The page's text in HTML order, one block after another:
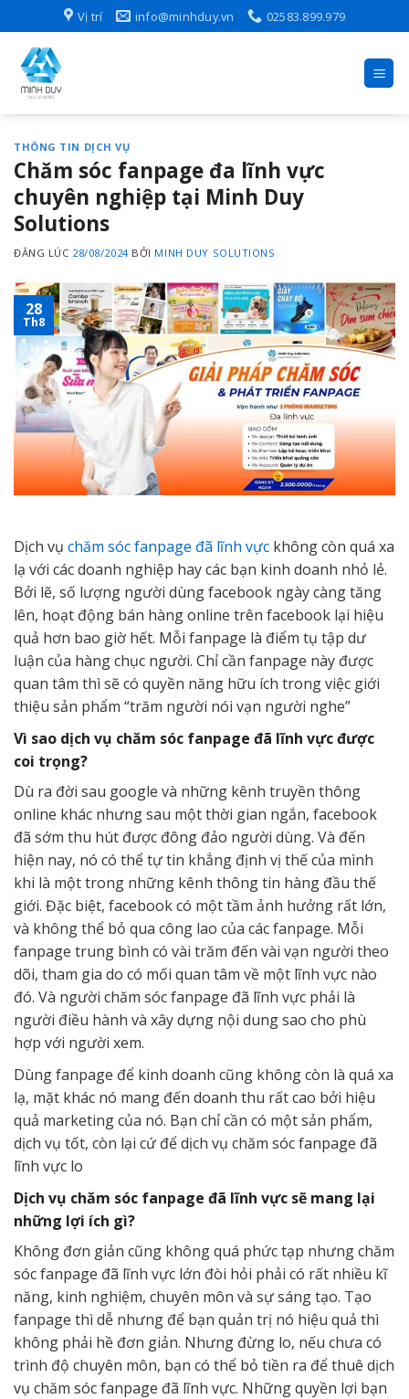
to
content
Vị trí info@minhduy.vn 02583.899.979
THÔNG TIN DỊCH VỤ
Chăm sóc fanpage đa lĩnh vực
chuyên nghiệp tại Minh Duy
Solutions
ĐĂNG LÚC 28/08/2024 BỞI MINH DUY SOLUTIONS
28
Th8
Dịch vụ chăm sóc fanpage đã lĩnh vực không còn quá xa
lạ với các doanh nghiệp hay các bạn kinh doanh nhỏ lẻ.
Bởi lẽ, số lượng người dùng facebook ngày càng tăng
lên, hoạt động bán hàng online trên facebook lại hiệu
quả hơn bao giờ hết. Mỗi fanpage là điểm tụ tập dư
luận của hàng chục người. Chỉ cần fanpage này được
quan tâm thì sẽ có quyền năng hữu ích trong việc giới
thiệu sản phẩm “trăm người nói vạn người nghe”
Vì sao dịch vụ chăm sóc fanpage đã lĩnh vực được
coi trọng?
Dù ra đời sau google và những kênh truyền thông
online khác nhưng sau một thời gian ngắn, facebook
đã sớm thu hút được đông đảo người dùng. Và đến
hiện nay, nó có thể tự tin khẳng định vị thế của mình
khi là một trong những kênh thông tin hàng đầu thế
giới. Đặc biệt, facebook có một tầm ảnh hưởng rất lớn,
và không thể bỏ qua công lao của các fanpage. Mỗi
fanpage trung bình có vài trăm đến vài vạn người theo
dõi, tham gia do có mối quan tâm về một lĩnh vực nào
đó. Và người chăm sóc fanpage đã lĩnh vực phải là
người điều hành và xây dựng nội dung sao cho phù
hợp với người xem.
Dùng fanpage để kinh doanh cũng không còn là quá xa
lạ, mặt khác nó mang đến doanh thu rất cao bởi hiệu
quả marketing của nó. Bạn chỉ cần có một sản phẩm,
dịch vụ tốt, còn lại cứ để dịch vụ chăm sóc fanpage đã
lĩnh vực lo
Dịch vụ chăm sóc fanpage đã lĩnh vực sẽ mang lại
những lợi ích gì?
Không đơn giản cũng không quá phức tạp nhưng chăm
sóc fanpage đã lĩnh vực lớn đòi hỏi phải có rất nhiều kĩ
năng, kinh nghiệm, chuyên môn và sự sáng tạo. Tạo
fanpage thì dễ nhưng để bạn quản trị nó hiệu quả thì
không phải hề đơn giản. Nhưng đừng lo, nếu chưa có
trình độ chuyên môn, bạn có thể bỏ tiền ra để thuê dịch
vụ chăm sóc fanpage đã lĩnh vực. Những quyền lợi bạn